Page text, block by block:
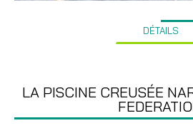
DÉTAILS
LA PISCINE CREUSÉE